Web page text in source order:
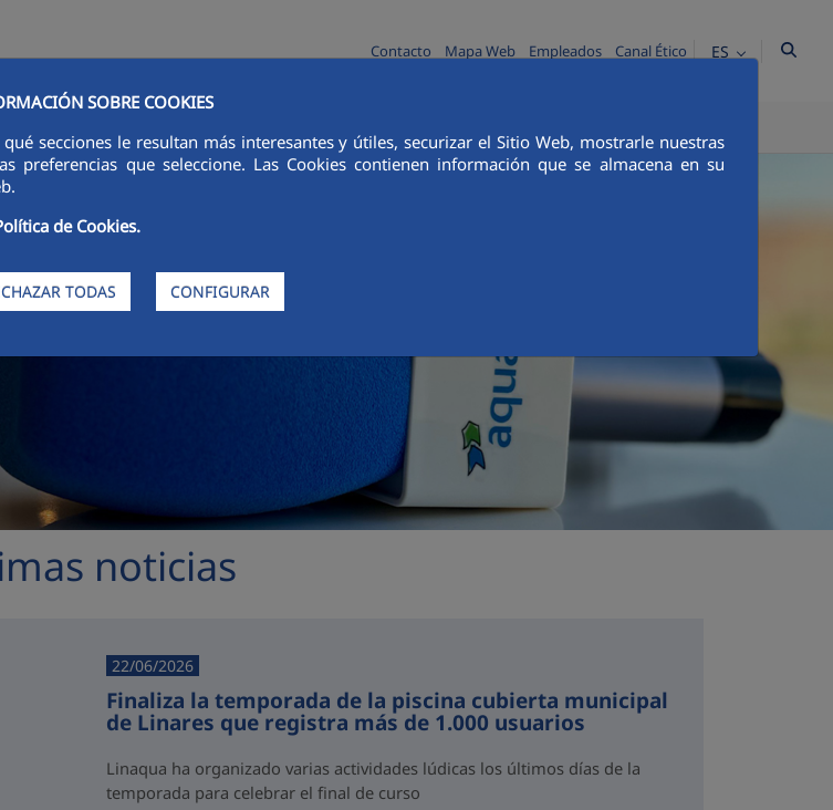
SOBRE COOKIES
secciones le resultan más interesantes y útiles, securizar el Sitio Web, mostrarle nuestras
que seleccione. Las Cookies contienen información que se almacena en su
de Cookies.
TODAS CONFIGURAR
Contacto Mapa Web Empleados Canal Ético ES
noticias
22/06/2026
Finaliza la temporada de la piscina cubierta municipal
de Linares que registra más de 1.000 usuarios
Linaqua ha organizado varias actividades lúdicas los últimos días de la
temporada para celebrar el final de curso